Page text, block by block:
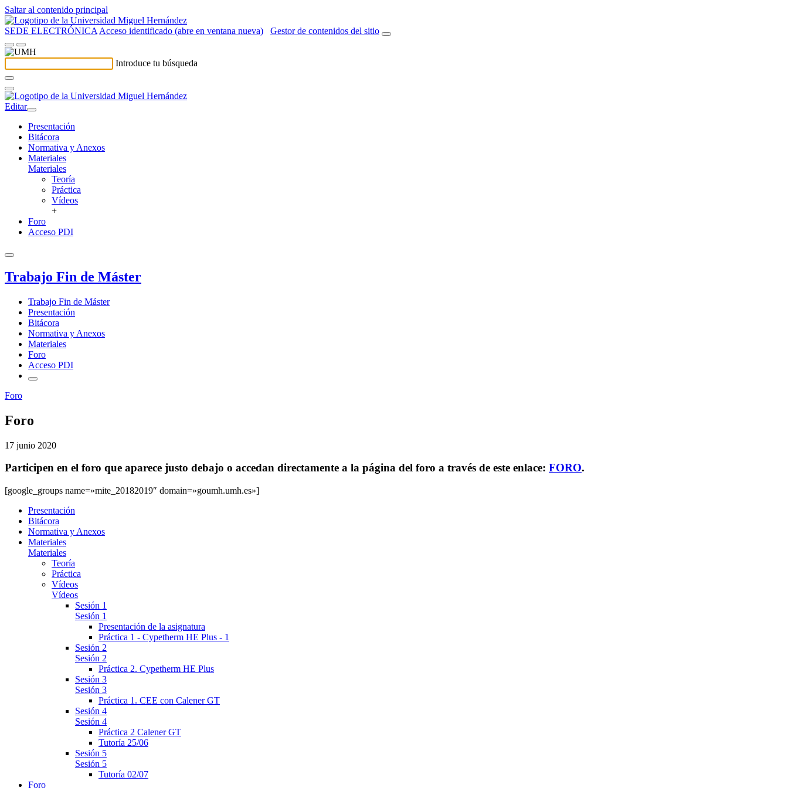
Saltar al contenido principal
SEDE ELECTRÓNICA Acceso identificado (abre en ventana nueva) Gestor de contenidos del sitio
Introduce tu búsqueda
Editar
Presentación
Bitácora
Normativa y Anexos
Materiales
Materiales
Teoría
Práctica
Vídeos
+
Foro
Acceso PDI
Trabajo Fin de Máster
Trabajo Fin de Máster
Presentación
Bitácora
Normativa y Anexos
Materiales
Foro
Acceso PDI
Foro
Foro
17 junio 2020
Participen en el foro que aparece justo debajo o accedan directamente a la página del foro a través de este enlace: FORO.
[google_groups name=»mite_20182019″ domain=»goumh.umh.es»]
Presentación
Bitácora
Normativa y Anexos
Materiales
Materiales
Teoría
Práctica
Vídeos
Vídeos
Sesión 1
Sesión 1
Presentación de la asignatura
Práctica 1 - Cypetherm HE Plus - 1
Sesión 2
Sesión 2
Práctica 2. Cypetherm HE Plus
Sesión 3
Sesión 3
Práctica 1. CEE con Calener GT
Sesión 4
Sesión 4
Práctica 2 Calener GT
Tutoría 25/06
Sesión 5
Sesión 5
Tutoría 02/07
Foro